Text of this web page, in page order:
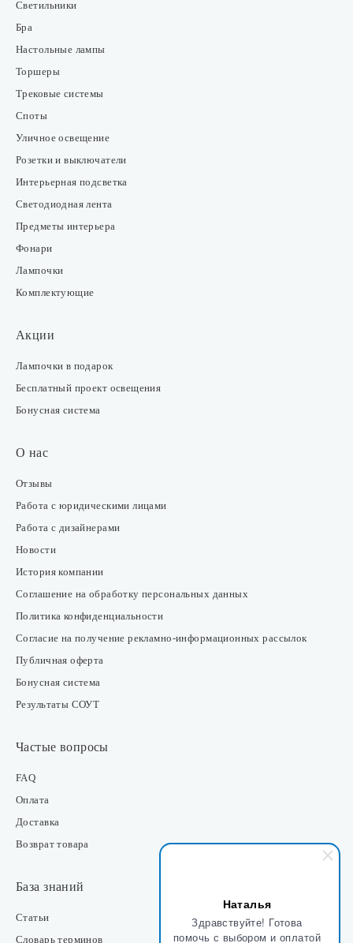
Наталья
Здравствуйте! Готова
помочь с выбором и оплатой
Светильники
Бра
Настольные лампы
Торшеры
Трековые системы
Споты
Уличное освещение
Розетки и выключатели
Интерьерная подсветка
Светодиодная лента
Предметы интерьера
Фонари
Лампочки
Комплектующие
Акции
Лампочки в подарок
Бесплатный проект освещения
Бонусная система
О нас
Отзывы
Работа с юридическими лицами
Работа с дизайнерами
Новости
История компании
Соглашение на обработку персональных данных
Политика конфиденциальности
Согласие на получение рекламно-информационных рассылок
Публичная оферта
Бонусная система
Результаты СОУТ
Частые вопросы
FAQ
Оплата
Доставка
Возврат товара
База знаний
Статьи
Словарь терминов